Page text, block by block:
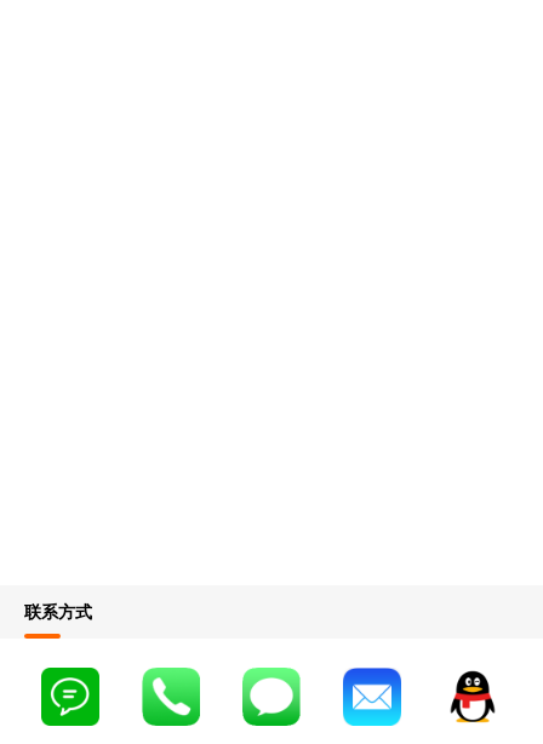
联系方式